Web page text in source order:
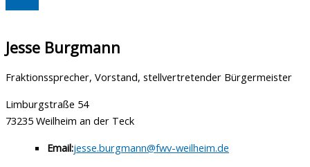
Jesse Burgmann
Fraktionssprecher, Vorstand, stellvertretender Bürgermeister
Limburgstraße 54
73235 Weilheim an der Teck
Email:jesse.burgmann@fwv-weilheim.de